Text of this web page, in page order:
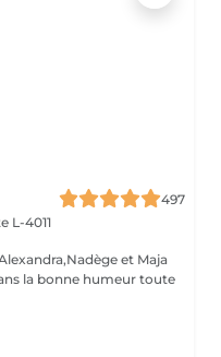
497
L-4011
et Maja
la bonne humeur toute